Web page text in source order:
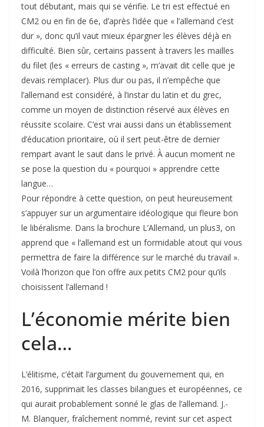
tout débutant, mais qui se vérifie. Le tri est effectué en
CM2 ou en fin de 6e, d’après l’idée que « l’allemand c’est
dur », donc qu’il vaut mieux épargner les élèves déjà en
difficulté. Bien sûr, certains passent à travers les mailles
du filet (les « erreurs de casting », m’avait dit celle que je
devais remplacer). Plus dur ou pas, il n’empêche que
l’allemand est considéré, à l’instar du latin et du grec,
comme un moyen de distinction réservé aux élèves en
réussite scolaire. C’est vrai aussi dans un établissement
d’éducation prioritaire, où il sert peut-être de dernier
rempart avant le saut dans le privé. À aucun moment ne
se pose la question du « pourquoi » apprendre cette
langue…
Pour répondre à cette question, on peut heureusement
s’appuyer sur un argumentaire idéologique qui fleure bon
le libéralisme. Dans la brochure L’Allemand, un plus3, on
apprend que « l’allemand est un formidable atout qui vous
permettra de faire la différence sur le marché du travail ».
Voilà l’horizon que l’on offre aux petits CM2 pour qu’ils
choisissent l’allemand !
L’économie mérite bien
cela…
L’élitisme, c’était l’argument du gouvernement qui, en
2016, supprimait les classes bilangues et européennes, ce
qui aurait probablement sonné le glas de l’allemand. J.-
M. Blanquer, fraîchement nommé, revint sur cet aspect